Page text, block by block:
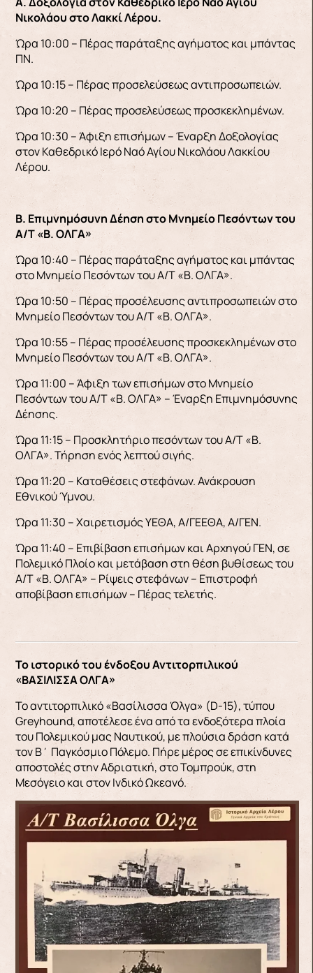
Νικολάου στο Λακκί Λέρου.
Ώρα 10:00 – Πέρας παράταξης αγήματος και μπάντας
ΠΝ.
Ώρα 10:15 – Πέρας προσελεύσεως αντιπροσωπειών.
Ώρα 10:20 – Πέρας προσελεύσεως προσκεκλημένων.
Ώρα 10:30 – Άφιξη επισήμων – Έναρξη Δοξολογίας
στον Καθεδρικό Ιερό Ναό Αγίου Νικολάου Λακκίου
Λέρου.
Β. Επιμνημόσυνη Δέηση στο Μνημείο Πεσόντων του
Α/Τ «Β. ΟΛΓΑ»
Ώρα 10:40 – Πέρας παράταξης αγήματος και μπάντας
στο Μνημείο Πεσόντων του Α/Τ «Β. ΟΛΓΑ».
Ώρα 10:50 – Πέρας προσέλευσης αντιπροσωπειών στο
Μνημείο Πεσόντων του Α/Τ «Β. ΟΛΓΑ».
Ώρα 10:55 – Πέρας προσέλευσης προσκεκλημένων στο
Μνημείο Πεσόντων του Α/Τ «Β. ΟΛΓΑ».
Ώρα 11:00 – Άφιξη των επισήμων στο Μνημείο
Πεσόντων του Α/Τ «Β. ΟΛΓΑ» – Έναρξη Επιμνημόσυνης
Δέησης.
Ώρα 11:15 – Προσκλητήριο πεσόντων του Α/Τ «Β.
ΟΛΓΑ». Τήρηση ενός λεπτού σιγής.
Ώρα 11:20 – Καταθέσεις στεφάνων. Ανάκρουση
Εθνικού Ύμνου.
Ώρα 11:30 – Χαιρετισμός ΥΕΘΑ, Α/ΓΕΕΘΑ, Α/ΓΕΝ.
Ώρα 11:40 – Επιβίβαση επισήμων και Αρχηγού ΓΕΝ, σε
Πολεμικό Πλοίο και μετάβαση στη θέση βυθίσεως του
Α/Τ «Β. ΟΛΓΑ» – Ρίψεις στεφάνων – Επιστροφή
αποβίβαση επισήμων – Πέρας τελετής.
Το ιστορικό του ένδοξου Αντιτορπιλικού
«ΒΑΣΙΛΙΣΣΑ ΟΛΓΑ»
Το αντιτορπιλικό «Βασίλισσα Όλγα» (D-15), τύπου
Greyhound, αποτέλεσε ένα από τα ενδοξότερα πλοία
του Πολεμικού μας Ναυτικού, με πλούσια δράση κατά
τον Β΄ Παγκόσμιο Πόλεμο. Πήρε μέρος σε επικίνδυνες
αποστολές στην Αδριατική, στο Τομπρούκ, στη
Μεσόγειο και στον Ινδικό Ωκεανό.